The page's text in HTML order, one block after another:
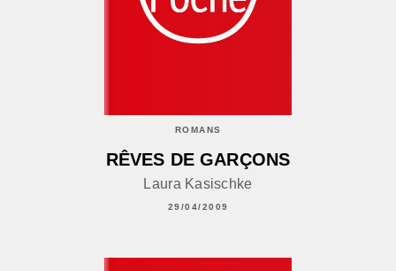
ROMANS
RÊVES DE GARÇONS
Laura Kasischke
29/04/2009